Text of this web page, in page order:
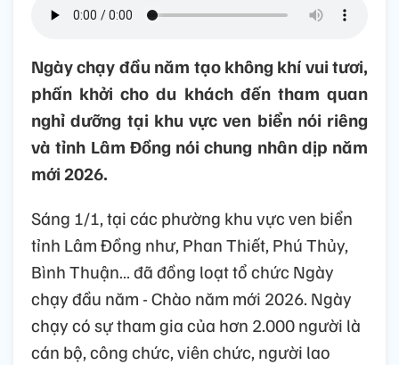
Ngày chạy đầu năm tạo không khí vui tươi,
phấn khởi cho du khách đến tham quan
nghỉ dưỡng tại khu vực ven biển nói riêng
và tỉnh Lâm Đồng nói chung nhân dịp năm
mới 2026.
Sáng 1/1, tại các phường khu vực ven biển
tỉnh Lâm Đồng như, Phan Thiết, Phú Thủy,
Bình Thuận… đã đồng loạt tổ chức Ngày
chạy đầu năm - Chào năm mới 2026. Ngày
chạy có sự tham gia của hơn 2.000 người là
cán bộ, công chức, viên chức, người lao